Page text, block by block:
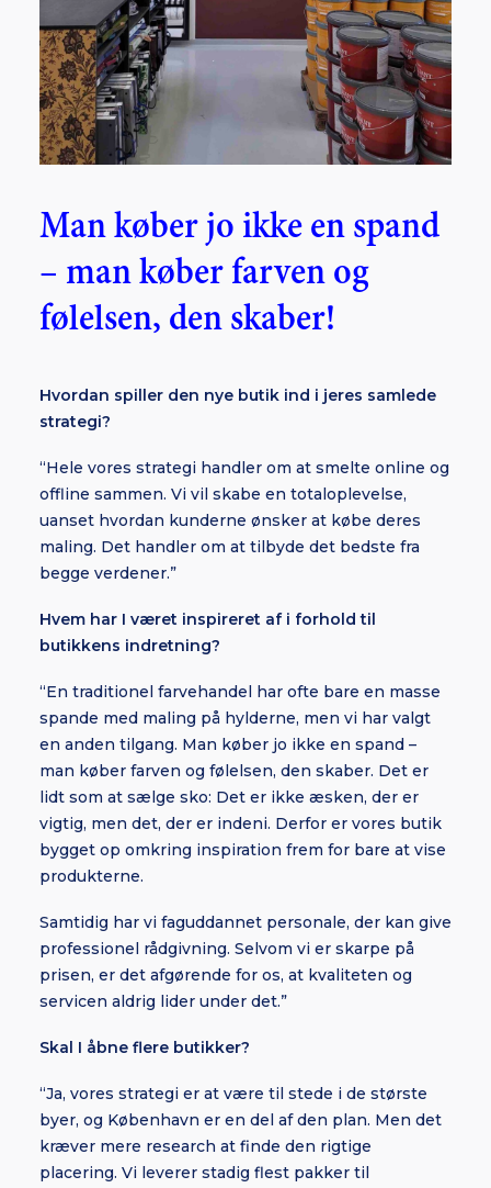
Man køber jo ikke en spand
– man køber farven og
følelsen, den skaber!
Hvordan spiller den nye butik ind i jeres samlede
strategi?
“Hele vores strategi handler om at smelte online og
offline sammen. Vi vil skabe en totaloplevelse,
uanset hvordan kunderne ønsker at købe deres
maling. Det handler om at tilbyde det bedste fra
begge verdener.”
Hvem har I været inspireret af i forhold til
butikkens indretning?
“En traditionel farvehandel har ofte bare en masse
spande med maling på hylderne, men vi har valgt
en anden tilgang. Man køber jo ikke en spand –
man køber farven og følelsen, den skaber. Det er
lidt som at sælge sko: Det er ikke æsken, der er
vigtig, men det, der er indeni. Derfor er vores butik
bygget op omkring inspiration frem for bare at vise
produkterne.
Samtidig har vi faguddannet personale, der kan give
professionel rådgivning. Selvom vi er skarpe på
prisen, er det afgørende for os, at kvaliteten og
servicen aldrig lider under det.”
Skal I åbne flere butikker?
“Ja, vores strategi er at være til stede i de største
byer, og København er en del af den plan. Men det
kræver mere research at finde den rigtige
placering. Vi leverer stadig flest pakker til